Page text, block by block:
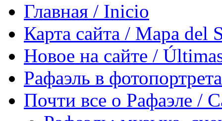
Главная / Inicio
Карта сайта / Mapa del
Новое на сайте /
Рафаэль в
Почти все о Рафаэле /